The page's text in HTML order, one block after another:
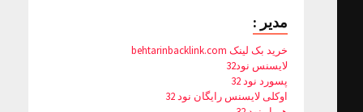
مدیر :
خرید بک لینک behtarinbacklink.com
لایسنس نود32
پسورد نود 32
اوکلی لایسنس رایگان نود 32